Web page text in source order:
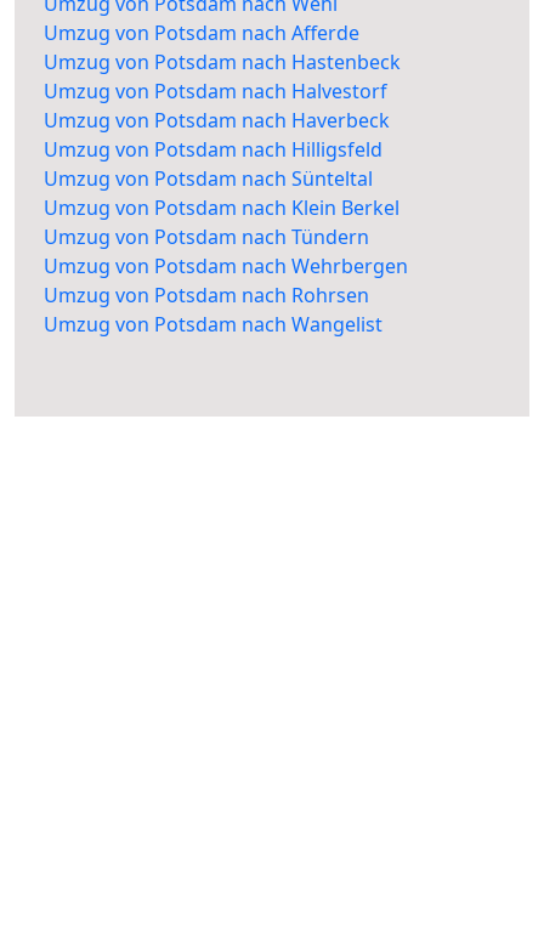
Umzug von Potsdam nach Afferde
Umzug von Potsdam nach Hastenbeck
Umzug von Potsdam nach Halvestorf
Umzug von Potsdam nach Haverbeck
Umzug von Potsdam nach Hilligsfeld
Umzug von Potsdam nach Sünteltal
Umzug von Potsdam nach Klein Berkel
Umzug von Potsdam nach Tündern
Umzug von Potsdam nach Wehrbergen
Umzug von Potsdam nach Rohrsen
Umzug von Potsdam nach Wangelist